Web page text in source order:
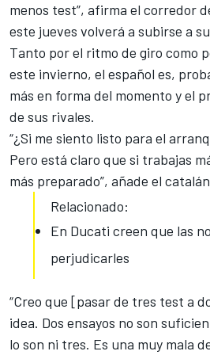
menos test”, afirma el corredor
este jueves volverá a subirse a
Tanto por el ritmo de giro como
este invierno, el español es,
más en forma del momento y el
de sus rivales.
“¿Si me siento listo para el
Pero está claro que si trabajas
más preparado”, añade el
Relacionado:
En Ducati creen que las
perjudicarles
“Creo que [pasar de tres test a
idea. Dos ensayos no son
lo son ni tres. Es una muy mala